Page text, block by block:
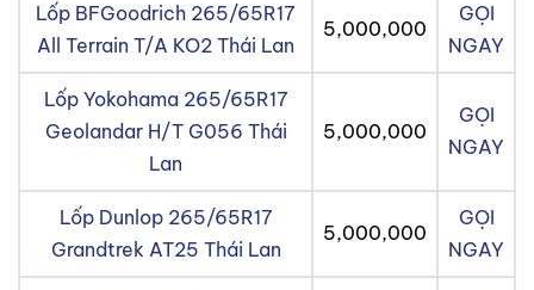
Lốp BFGoodrich 265/65R17
All Terrain T/A KO2 Thái Lan
5,000,000
GỌI
NGAY
Lốp Yokohama 265/65R17
Geolandar H/T G056 Thái
Lan
5,000,000
GỌI
NGAY
Lốp Dunlop 265/65R17
Grandtrek AT25 Thái Lan
5,000,000
GỌI
NGAY